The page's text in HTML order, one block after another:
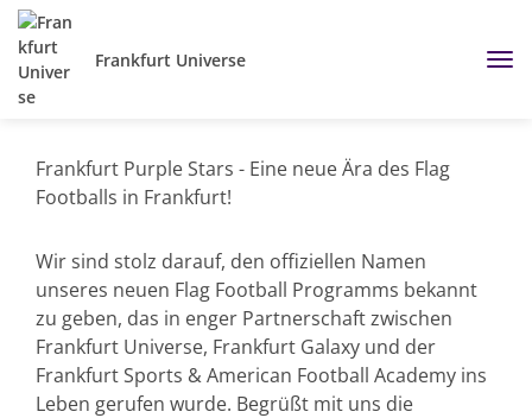
Frankfurt Universe
Frankfurt Purple Stars - Eine neue Ära des Flag
Footballs in Frankfurt!
Wir sind stolz darauf, den offiziellen Namen
unseres neuen Flag Football Programms bekannt
zu geben, das in enger Partnerschaft zwischen
Frankfurt Universe, Frankfurt Galaxy und der
Frankfurt Sports & American Football Academy ins
Leben gerufen wurde. Begrüßt mit uns die